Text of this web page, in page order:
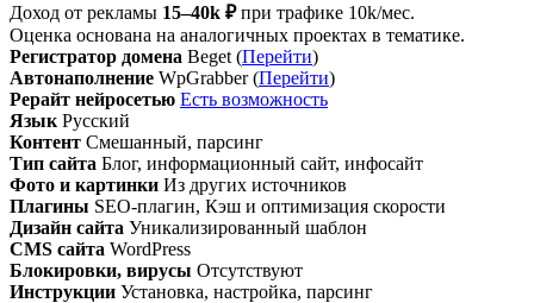
Доход от рекламы 15–40k ₽ при трафике 10k/мес.
Оценка основана на аналогичных проектах в тематике.
Регистратор домена Beget (Перейти)
Автонаполнение WpGrabber (Перейти)
Рерайт нейросетью Есть возможность
Язык Русский
Контент Смешанный, парсинг
Тип сайта Блог, информационный сайт, инфосайт
Фото и картинки Из других источников
Плагины SEO-плагин, Кэш и оптимизация скорости
Дизайн сайта Уникализированный шаблон
CMS сайта WordPress
Блокировки, вирусы Отсутствуют
Инструкции Установка, настройка, парсинг